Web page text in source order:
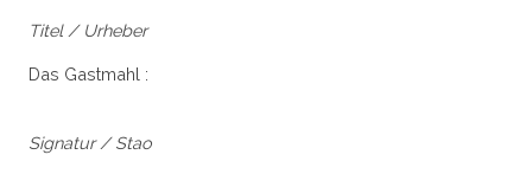
Titel / Urheber
Das Gastmahl :
Signatur / Stao